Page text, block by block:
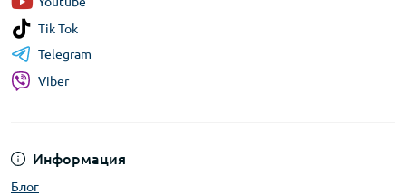
Информация
Блог
Tik Tok
Telegram
Viber